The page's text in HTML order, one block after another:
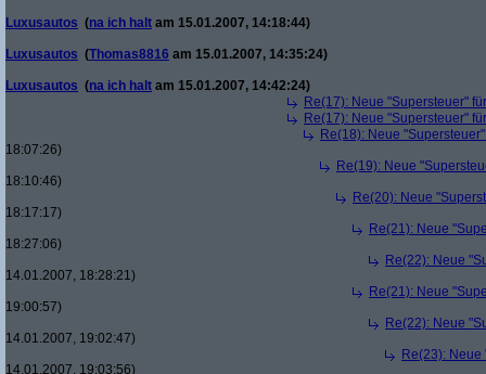
Luxusautos (na ich halt am 15.01.2007, 14:18:44)
Luxusautos (Thomas8816 am 15.01.2007, 14:35:24)
Luxusautos (na ich halt am 15.01.2007, 14:42:24)
Re(17): Neue "Supersteuer"
Re(17): Neue "Supersteuer"
Re(18): Neue
18:07:26)
Re(19): Neue
18:10:46)
Re(20): Neue
18:17:17)
Re(21): Neue
18:27:06)
Re(22): Neue
14.01.2007, 18:28:21)
Re(21): Neue
19:00:57)
Re(22): Neue
14.01.2007, 19:02:47)
Re(23):
14.01.2007, 19:03:56)